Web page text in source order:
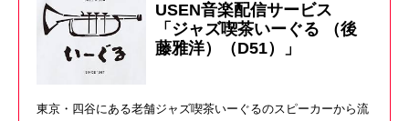
USEN音楽配信サービス
「ジャズ喫茶いーぐる （後
藤雅洋）（D51）」
東京・四谷にある老舗ジャズ喫茶いーぐるのスピーカーから流